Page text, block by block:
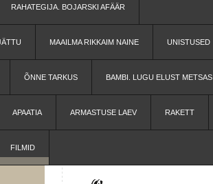
RAHATEGIJA. BOJARSKI AFÄÄR
MAAILMA RIKKAIM NAINE UNISTUSED
ÕNNE TARKUS BAMBI. LUGU ELUST METSAS
APAATIA ARMASTUSE LAEV RAKETT
FILMID